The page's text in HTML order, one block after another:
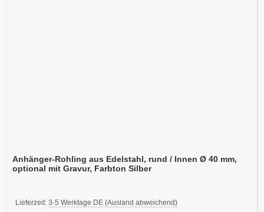
Anhänger-Rohling aus Edelstahl, rund / Innen Ø 40 mm,
optional mit Gravur, Farbton Silber
Lieferzeit: 3-5 Werktage DE (Ausland abweichend)